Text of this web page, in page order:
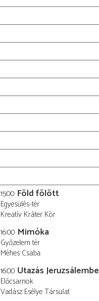
15:00 Föld fölött
Egyesülés-tér
Kreatív Kráter Kör
16:00 Mimóka
Győzelem tér
Méhes Csaba
16:00 Utazás Jeruzsálembe
Előcsarnok
Vadász Esélye Társulat